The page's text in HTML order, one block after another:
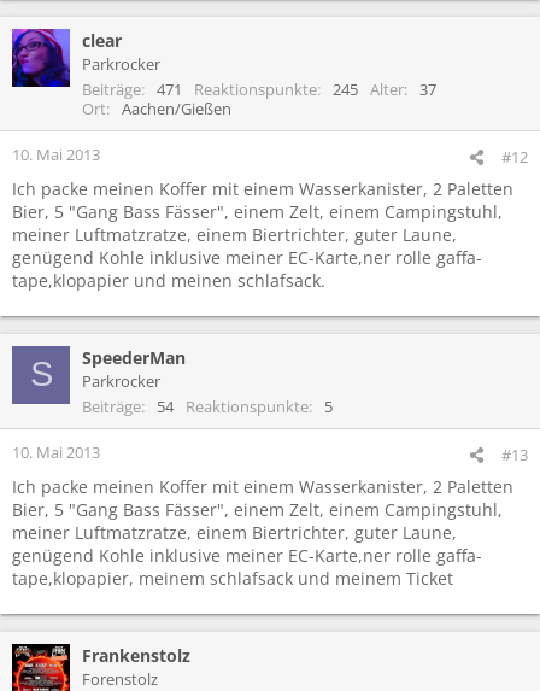
clear
Parkrocker
Beiträge
471 Reaktionspunkte 245 Alter
37
Ort
Aachen/Gießen
10. Mai 2013 #12
Ich packe meinen Koffer mit einem Wasserkanister, 2 Paletten
Bier, 5 "Gang Bass Fässer", einem Zelt, einem Campingstuhl,
meiner Luftmatzratze, einem Biertrichter, guter Laune,
genügend Kohle inklusive meiner EC-Karte,ner rolle gaffa-
tape,klopapier und meinen schlafsack.
S SpeederMan
Parkrocker
Beiträge
54 Reaktionspunkte 5
10. Mai 2013 #13
Ich packe meinen Koffer mit einem Wasserkanister, 2 Paletten
Bier, 5 "Gang Bass Fässer", einem Zelt, einem Campingstuhl,
meiner Luftmatzratze, einem Biertrichter, guter Laune,
genügend Kohle inklusive meiner EC-Karte,ner rolle gaffa-
tape,klopapier, meinem schlafsack und meinem Ticket
Frankenstolz
Forenstolz